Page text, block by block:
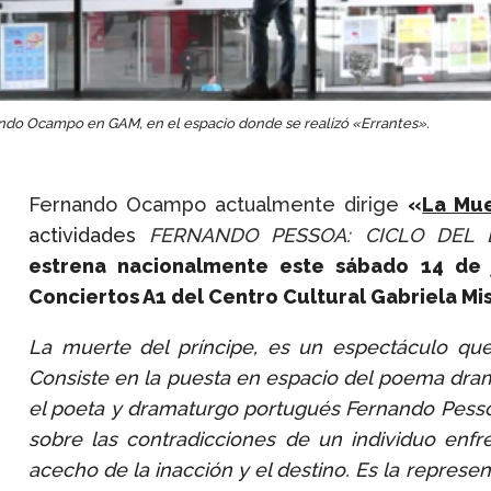
Ocampo en GAM, en el espacio donde se realizó «Errantes».
Fernando Ocampo actualmente dirige «La
actividades FERNANDO PESSOA: CICLO DEL
estrena nacionalmente este sábado 14
Conciertos A1 del Centro Cultural Gabriela
La muerte del príncipe, es un espectáculo
Consiste en la puesta en espacio del poema
el poeta y dramaturgo portugués Fernando
sobre las contradicciones de un individuo
acecho de la inacción y el destino. Es la